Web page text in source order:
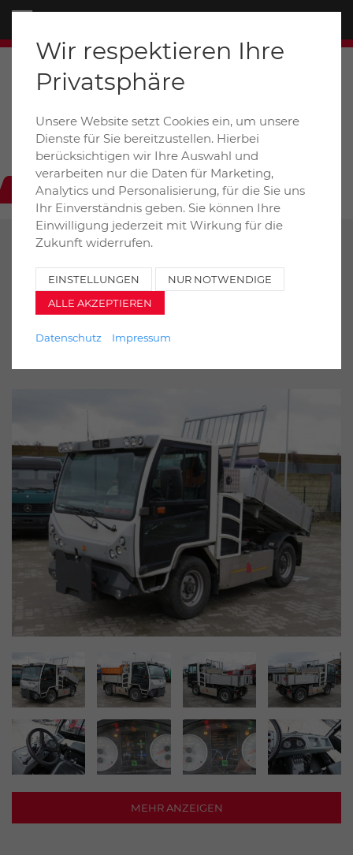
Dieselstraße 6+8a / D-31228 Peine
auto-henze@t-online.de
+49 (0) 5171 99020
KIEFER Bokimobil 2-Achs
Allradkipper 1152
MEHR ANZEIGEN
Wir respektieren Ihre
Privatsphäre
Unsere Website setzt Cookies ein, um unsere
Dienste für Sie bereitzustellen. Hierbei
berücksichtigen wir Ihre Auswahl und
verarbeiten nur die Daten für Marketing,
Analytics und Personalisierung, für die Sie uns
Ihr Einverständnis geben. Sie können Ihre
Einwilligung jederzeit mit Wirkung für die
Zukunft widerrufen.
EINSTELLUNGEN
NUR NOTWENDIGE
ALLE AKZEPTIEREN
Datenschutz Impressum